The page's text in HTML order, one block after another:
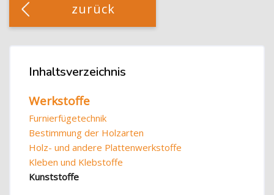
zurück
Inhaltsverzeichnis überspringen
Inhaltsverzeichnis
Werkstoffe
Furnierfügetechnik
Bestimmung der Holzarten
Holz- und andere Plattenwerkstoffe
Kleben und Klebstoffe
Kunststoffe